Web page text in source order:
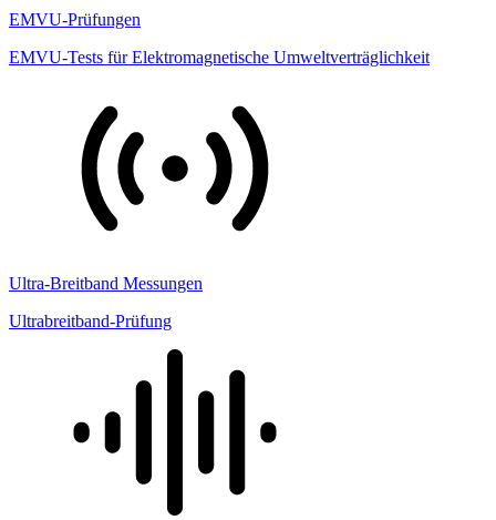
EMVU-Prüfungen
EMVU-Tests für Elektromagnetische Umweltverträglichkeit
Ultra-Breitband Messungen
Ultrabreitband-Prüfung